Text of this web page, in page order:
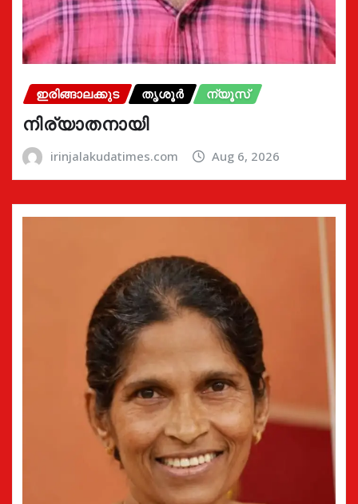
ഇരിങ്ങാലക്കുട തൃശൂർ ന്യൂസ്
നിര്യാതനായി
irinjalakudatimes.com Aug 6, 2026